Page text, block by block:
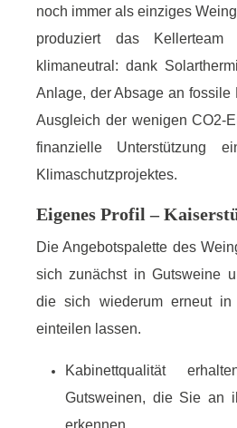
noch immer als einziges
produziert das Kellerteam
klimaneutral: dank
Anlage, der Absage an fossile
Ausgleich der wenigen CO2-
finanzielle Unterstützung
Klimaschutzprojektes.
Eigenes Profil –
Die Angebotspalette des
sich zunächst in Gutsweine
die sich wiederum erneut in
einteilen lassen.
Kabinettqualität
Gutsweinen, die Sie an